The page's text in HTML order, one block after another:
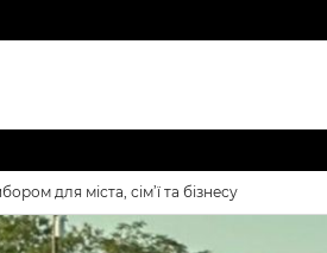
для міста, сім’ї та бізнесу